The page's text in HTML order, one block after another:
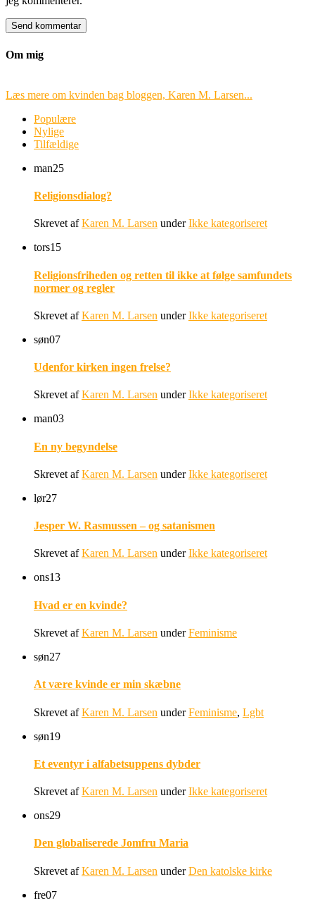
Om mig
Læs mere om kvinden bag bloggen, Karen M. Larsen...
Populære
Nylige
Tilfældige
man25
Religionsdialog?
Skrevet afKaren M. Larsen underIkke kategoriseret
tors15
Religionsfriheden og retten til ikke at følge samfundets
normer og regler
Skrevet afKaren M. Larsen underIkke kategoriseret
søn07
Udenfor kirken ingen frelse?
Skrevet afKaren M. Larsen underIkke kategoriseret
man03
En ny begyndelse
Skrevet afKaren M. Larsen underIkke kategoriseret
lør27
Jesper W. Rasmussen – og satanismen
Skrevet afKaren M. Larsen underIkke kategoriseret
ons13
Hvad er en kvinde?
Skrevet afKaren M. Larsen underFeminisme
søn27
At være kvinde er min skæbne
Skrevet afKaren M. Larsen underFeminisme, Lgbt
søn19
Et eventyr i alfabetsuppens dybder
Skrevet afKaren M. Larsen underIkke kategoriseret
ons29
Den globaliserede Jomfru Maria
Skrevet afKaren M. Larsen underDen katolske kirke
fre07